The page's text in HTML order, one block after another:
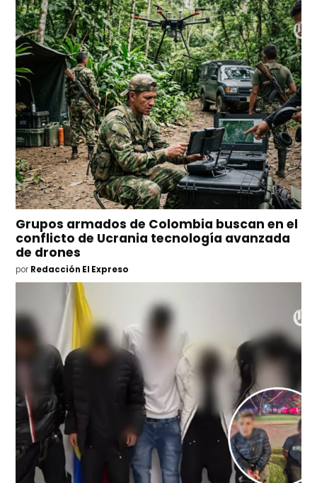
Grupos armados de Colombia buscan en el
conflicto de Ucrania tecnología avanzada
de drones
por Redacción El Expreso